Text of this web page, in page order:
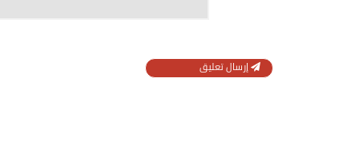
إرسال تعليق